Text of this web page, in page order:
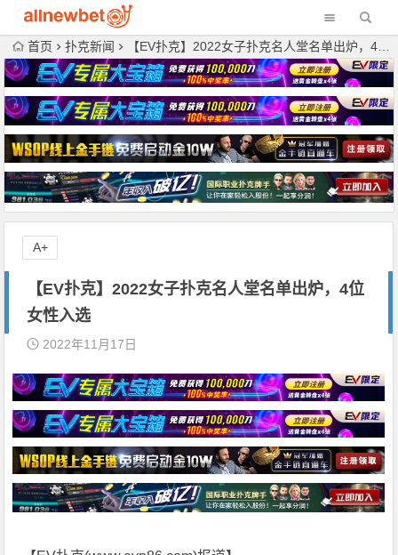
首页 扑克新闻 【EV扑克】2022女子扑克名人堂名单出炉，4位女性入选
【EV扑克】2022女子扑克名人堂名单出炉，4位
女性入选
2022年11月17日
A+